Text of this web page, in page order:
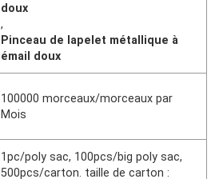
doux
,
Pinceau de lapelet métallique à
émail doux
100000 morceaux/morceaux par
Mois
1pc/poly sac, 100pcs/big poly sac,
500pcs/carton. taille de carton :